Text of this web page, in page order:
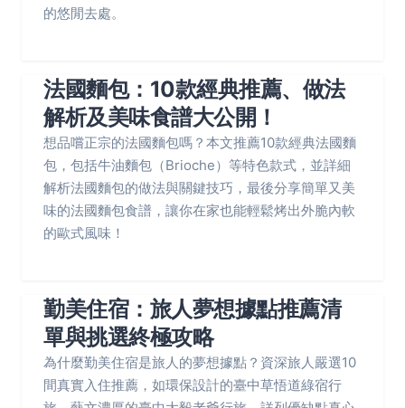
的悠閒去處。
法國麵包：10款經典推薦、做法
解析及美味食譜大公開！
想品嚐正宗的法國麵包嗎？本文推薦10款經典法國麵
包，包括牛油麵包（Brioche）等特色款式，並詳細
解析法國麵包的做法與關鍵技巧，最後分享簡單又美
味的法國麵包食譜，讓你在家也能輕鬆烤出外脆內軟
的歐式風味！
勤美住宿：旅人夢想據點推薦清
單與挑選終極攻略
為什麼勤美住宿是旅人的夢想據點？資深旅人嚴選10
間真實入住推薦，如環保設計的臺中草悟道綠宿行